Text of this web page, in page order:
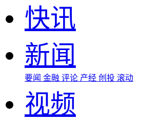
快讯
新闻
要闻 金融 评论 产经 创投 滚动
视频